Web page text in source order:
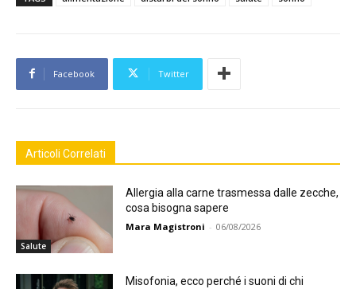
Facebook Twitter
Articoli Correlati
Salute
Allergia alla carne trasmessa dalle zecche,
cosa bisogna sapere
Mara Magistroni - 06/08/2026
Misofonia, ecco perché i suoni di chi